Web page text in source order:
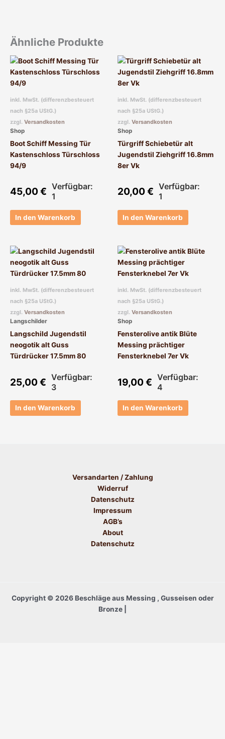
Ähnliche Produkte
inkl. MwSt. (differenzbesteuert
nach §25a UStG.)
zzgl. Versandkosten
Shop
Boot Schiff Messing Tür
Kastenschloss Türschloss
94/9
45,00€ Verfügbar:
1
In den Warenkorb
inkl. MwSt. (differenzbesteuert
nach §25a UStG.)
zzgl. Versandkosten
Shop
Türgriff Schiebetür alt
Jugendstil Ziehgriff 16.8mm
8er Vk
20,00€ Verfügbar:
1
In den Warenkorb
inkl. MwSt. (differenzbesteuert
nach §25a UStG.)
zzgl. Versandkosten
Langschilder
Langschild Jugendstil
neogotik alt Guss
Türdrücker 17.5mm 80
25,00€ Verfügbar:
3
In den Warenkorb
inkl. MwSt. (differenzbesteuert
nach §25a UStG.)
zzgl. Versandkosten
Shop
Fensterolive antik Blüte
Messing prächtiger
Fensterknebel 7er Vk
19,00€ Verfügbar:
4
In den Warenkorb
Versandarten / Zahlung
Widerruf
Datenschutz
Impressum
AGB’s
About
Datenschutz
Copyright © 2026 Beschläge aus Messing , Gusseisen oder
Bronze |